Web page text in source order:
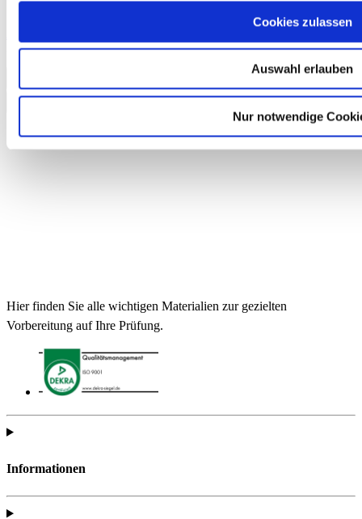
Cookies zulassen
Auswahl erlauben
Nur notwendige
14,90 €
Hier finden Sie alle wichtigen Materialien zur gezielten
Vorbereitung auf Ihre Prüfung.
Informationen